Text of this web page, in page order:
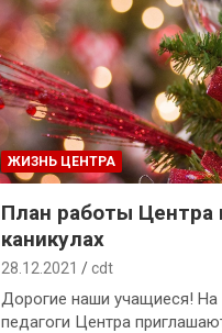
ЖИЗНЬ ЦЕНТРА
План работы Центра
каникулах
28.12.2021 cdt
Дорогие наши учащиеся! На
педагоги Центра